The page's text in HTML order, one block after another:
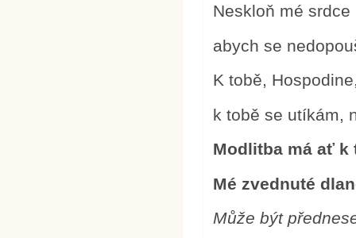
Neskloň mé srdce
abych se
K tobě,
k tobě se utíkám,
Modlitba má ať k
Mé zvednuté
Může být